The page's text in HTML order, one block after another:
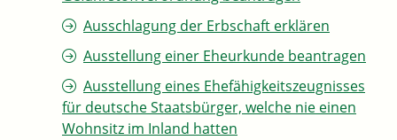
Ausschlagung der Erbschaft erklären
Ausstellung einer Eheurkunde beantragen
Ausstellung eines Ehefähigkeitszeugnisses
für deutsche Staatsbürger, welche nie einen
Wohnsitz im Inland hatten